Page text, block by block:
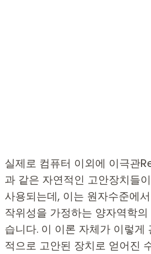
실제로 컴퓨터 이외에 이극
과 같은 자연적인 고안장치들
사용되는데, 이는 원자수준에
작위성을 가정하는 양자역학
습니다. 이 이론 자체가 이렇게
적으로 고안된 장치로 얻어진